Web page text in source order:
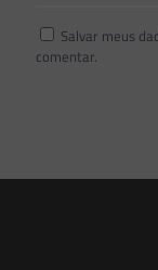
Salvar meus
comentar.